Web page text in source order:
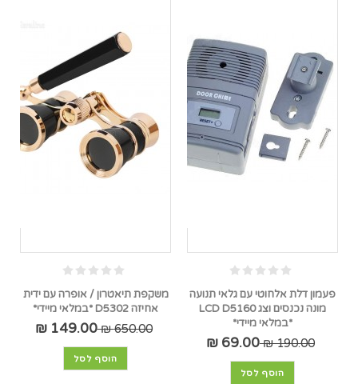
פעמון דלת אלחוטי עם גלאי תנועה
מונה נכנסים וצג LCD D5160
*במלאי מיידי*
190.00 ₪
69.00 ₪
הוסף לסל
משקפת תיאטרון / אופרה עם ידית
אחיזה D5302 *במלאי מיידי*
650.00 ₪
149.00 ₪
הוסף לסל